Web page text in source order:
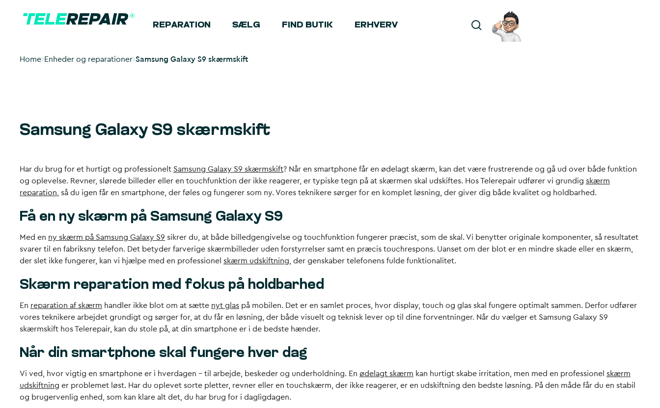
REPARATION SÆLG FIND BUTIK ERHVERV
Home Enheder og reparationer Samsung Galaxy S9 skærmskift
Samsung Galaxy S9 skærmskift
Har du brug for et hurtigt og professionelt Samsung Galaxy S9 skærmskift? Når en smartphone får en ødelagt skærm, kan det være frustrerende og gå ud over både funktion
og oplevelse. Revner, slørede billeder eller en touchfunktion der ikke reagerer, er typiske tegn på at skærmen skal udskiftes. Hos Telerepair udfører vi grundig skærm
reparation , så du igen får en smartphone, der føles og fungerer som ny. Vores teknikere sørger for en komplet løsning, der giver dig både kvalitet og holdbarhed.
Få en ny skærm på Samsung Galaxy S9
Med en ny skærm på Samsung Galaxy S9 sikrer du, at både billedgengivelse og touchfunktion fungerer præcist, som de skal. Vi benytter originale komponenter, så resultatet
svarer til en fabriksny telefon. Det betyder farverige skærmbilleder uden forstyrrelser samt en præcis touchrespons. Uanset om der blot er en mindre skade eller en skærm,
der slet ikke fungerer, kan vi hjælpe med en professionel skærm udskiftning , der genskaber telefonens fulde funktionalitet.
Skærm reparation med fokus på holdbarhed
En reparation af skærm handler ikke blot om at sætte nyt glas på mobilen. Det er en samlet proces, hvor display, touch og glas skal fungere optimalt sammen. Derfor udfører
vores teknikere arbejdet grundigt og sørger for, at du får en løsning, der både visuelt og teknisk lever op til dine forventninger. Når du vælger et Samsung Galaxy S9
skærmskift hos Telerepair, kan du stole på, at din smartphone er i de bedste hænder.
Når din smartphone skal fungere hver dag
Vi ved, hvor vigtig en smartphone er i hverdagen – til arbejde, beskeder og underholdning. En ødelagt skærm kan hurtigt skabe irritation, men med en professionel skærm
udskiftning er problemet løst. Har du oplevet sorte pletter, revner eller en touchskærm, der ikke reagerer, er en udskiftning den bedste løsning. På den måde får du en stabil
og brugervenlig enhed, som kan klare alt det, du har brug for i dagligdagen.